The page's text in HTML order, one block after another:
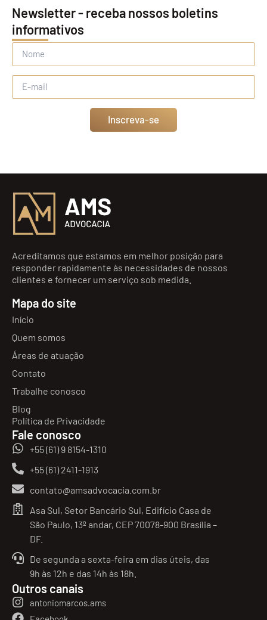
Newsletter - receba nossos boletins
informativos
Inscreva-se
Acreditamos que estamos em melhor posição para
responder rapidamente às necessidades de nossos
clientes e fornecer um serviço sob medida.
Mapa do site
Início
Quem somos
Áreas de atuação
Contato
Trabalhe conosco
Blog
Política de Privacidade
Fale conosco
+55 (61) 9 8154-1310
+55 (61) 2411-1913
contato@amsadvocacia.com.br
Asa Sul, Setor Bancário Sul, Edifício Casa de
São Paulo, 13º andar, CEP 70078-900 Brasília –
DF.
De segunda a sexta-feira em dias úteis, das
9h às 12h e das 14h às 18h.
Outros canais
antoniomarcos.ams